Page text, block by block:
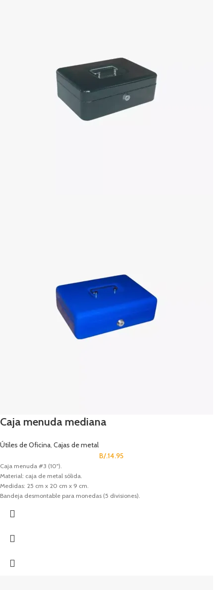
Caja menuda mediana
Útiles de Oficina, Cajas de metal
B/.14.95
Caja menuda #3 (10").
Material: caja de metal sólida.
Medidas: 25 cm x 20 cm x 9 cm.
Bandeja desmontable para monedas (5 divisiones).